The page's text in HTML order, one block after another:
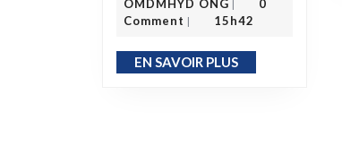
OMDMHYD ONG |
0
Comment | 15h42
EN SAVOIR PLUSEN SAVOIR PLUS